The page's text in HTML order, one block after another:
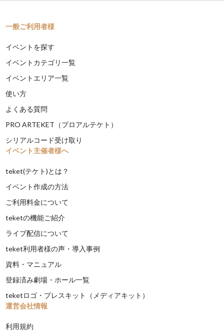
一般ご利用者様
イベントを探す
イベントカテゴリ一覧
イベントエリア一覧
使い方
よくある質問
PRO ARTEKET（プロアルテケト）
シリアルコード受け取り
イベント主催者様へ
teket(テケト)とは？
イベント作成の方法
ご利用料金について
teketの機能ご紹介
ライブ配信について
teket利用者様の声・導入事例
資料・マニュアル
登録済み劇場・ホール一覧
teketロゴ・プレスキット（メディアキット）
運営会社情報
利用規約